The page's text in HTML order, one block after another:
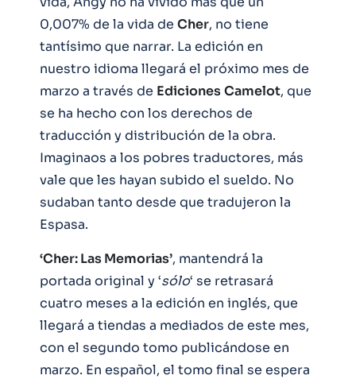
0,007% de la vida de Cher, no tiene
tantísimo que narrar. La edición en
nuestro idioma llegará el próximo mes de
marzo a través de EdicionesCamelot, que
se ha hecho con los derechos de
traducción y distribución de la obra.
Imaginaos a los pobres traductores, más
vale que les hayan subido el sueldo. No
sudaban tanto desde que tradujeron la
Espasa.
‘Cher: Las Memorias’, mantendrá la
portada original y ‘sólo‘ se retrasará
cuatro meses a la edición en inglés, que
llegará a tiendas a mediados de este mes,
con el segundo tomo publicándose en
marzo. En español, el tomo final se espera